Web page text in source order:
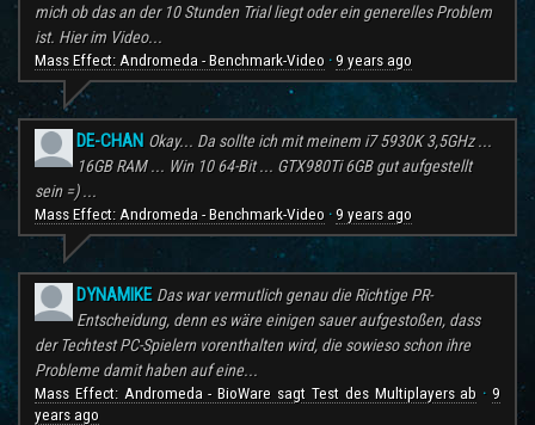
mich ob das an der 10 Stunden Trial liegt oder ein generelles Problem
ist. Hier im Video...
Mass Effect: Andromeda - Benchmark-Video · 9 years ago
DE-CHAN Okay... Da sollte ich mit meinem i7 5930K 3,5GHz ...
16GB RAM ... Win 10 64-Bit ... GTX980Ti 6GB gut aufgestellt
sein =) ...
Mass Effect: Andromeda - Benchmark-Video · 9 years ago
DYNAMIKE Das war vermutlich genau die Richtige PR-
Entscheidung, denn es wäre einigen sauer aufgestoßen, dass
der Techtest PC-Spielern vorenthalten wird, die sowieso schon ihre
Probleme damit haben auf eine...
Mass Effect: Andromeda - BioWare sagt Test des Multiplayers ab ·9
years ago